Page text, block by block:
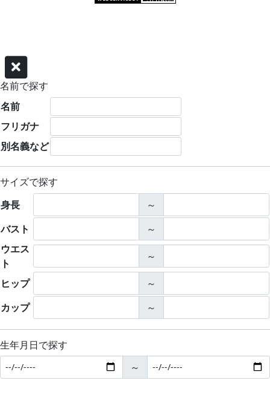
名前で探す
名前
フリガナ
別名義など
サイズで探す
身長
～
バスト
～
ウエス
ト
～
ヒップ
～
カップ
～
生年月日で探す
～